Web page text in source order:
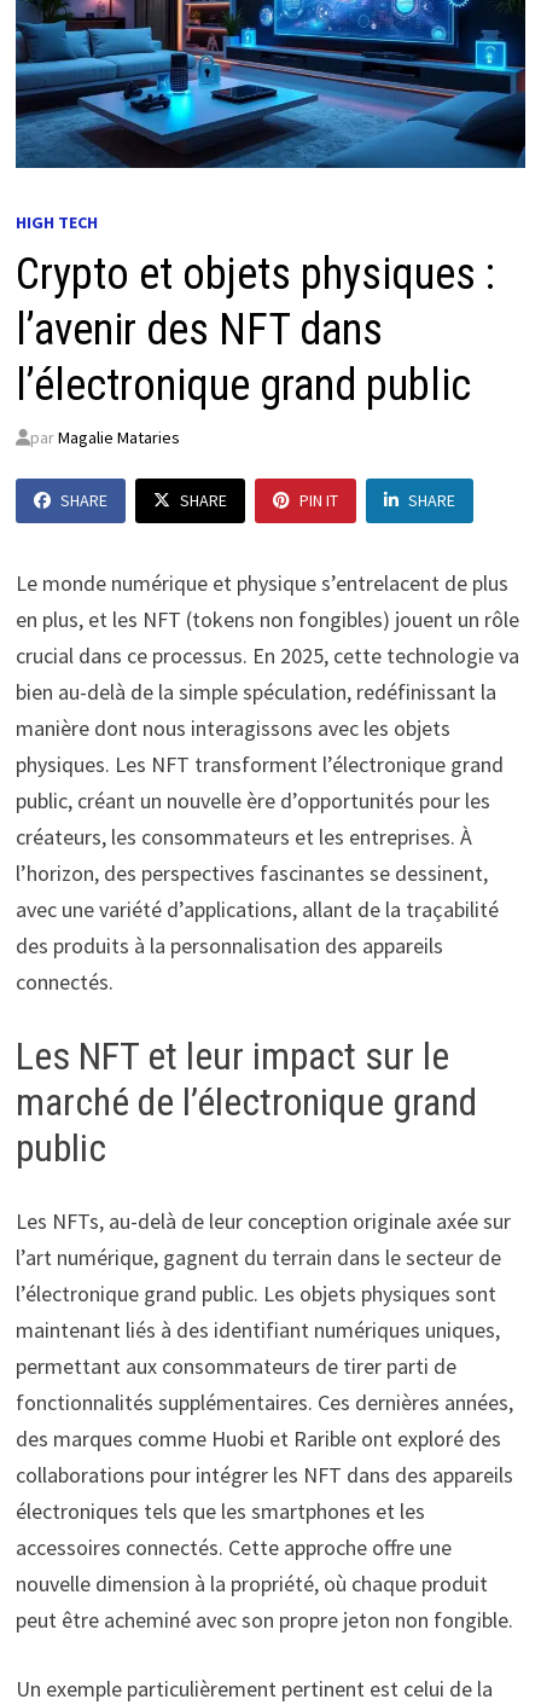
HIGH TECH
Crypto et objets physiques :
l’avenir des NFT dans
l’électronique grand public
parMagalie Mataries
SHARE SHARE PIN IT SHARE
Le monde numérique et physique s’entrelacent de plus
en plus, et les NFT (tokens non fongibles) jouent un rôle
crucial dans ce processus. En 2025, cette technologie va
bien au-delà de la simple spéculation, redéfinissant la
manière dont nous interagissons avec les objets
physiques. Les NFT transforment l’électronique grand
public, créant un nouvelle ère d’opportunités pour les
créateurs, les consommateurs et les entreprises. À
l’horizon, des perspectives fascinantes se dessinent,
avec une variété d’applications, allant de la traçabilité
des produits à la personnalisation des appareils
connectés.
Les NFT et leur impact sur le
marché de l’électronique grand
public
Les NFTs, au-delà de leur conception originale axée sur
l’art numérique, gagnent du terrain dans le secteur de
l’électronique grand public. Les objets physiques sont
maintenant liés à des identifiant numériques uniques,
permettant aux consommateurs de tirer parti de
fonctionnalités supplémentaires. Ces dernières années,
des marques comme Huobi et Rarible ont exploré des
collaborations pour intégrer les NFT dans des appareils
électroniques tels que les smartphones et les
accessoires connectés. Cette approche offre une
nouvelle dimension à la propriété, où chaque produit
peut être acheminé avec son propre jeton non fongible.
Un exemple particulièrement pertinent est celui de la